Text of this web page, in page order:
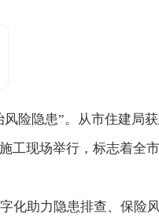
险隐患”。从市住建局
工现场举行，标志着全
化助力隐患排查、保险